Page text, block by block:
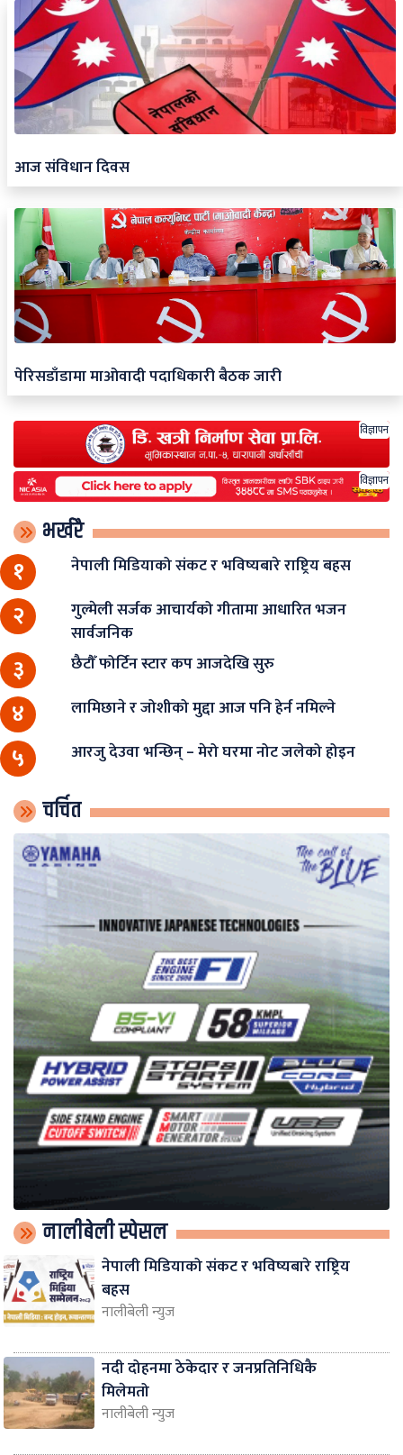
आज संविधान दिवस
पेरिसडाँडामा माओवादी पदाधिकारी बैठक जारी
विज्ञापन
विज्ञापन
भर्खरै
१ नेपाली मिडियाको संकट र भविष्यबारे राष्ट्रिय बहस
२
गुल्मेली सर्जक आचार्यको गीतामा आधारित भजन
सार्वजनिक
३ छैटौँ फोर्टिन स्टार कप आजदेखि सुरु
४ लामिछाने र जोशीको मुद्दा आज पनि हेर्न नमिल्ने
५ आरजु देउवा भन्छिन् – मेरो घरमा नोट जलेको होइन
चर्चित
नालीबेली स्पेसल
नेपाली मिडियाको संकट र भविष्यबारे राष्ट्रिय
बहस
नालीबेली न्युज
नदी दोहनमा ठेकेदार र जनप्रतिनिधिकै
मिलेमतो
नालीबेली न्युज